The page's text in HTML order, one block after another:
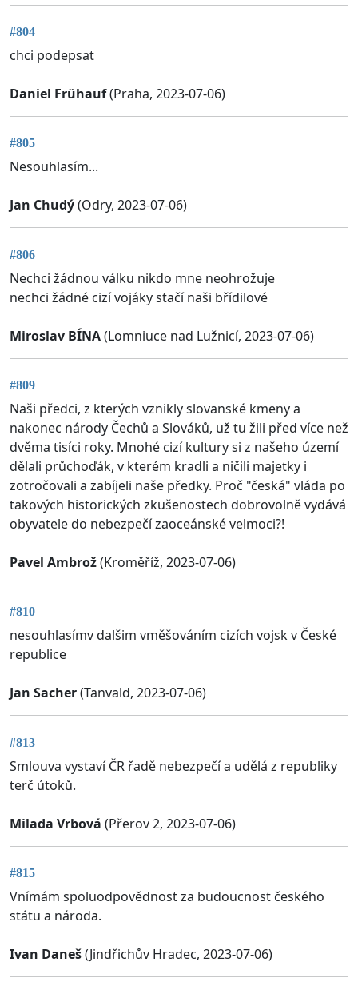
#804
chci podepsat
Daniel Frühauf(Praha, 2023-07-06)
#805
Nesouhlasím...
Jan Chudý(Odry, 2023-07-06)
#806
Nechci žádnou válku nikdo mne neohrožuje
nechci žádné cizí vojáky stačí naši břídilové
Miroslav BÍNA(Lomniuce nad Lužnicí, 2023-07-06)
#809
Naši předci, z kterých vznikly slovanské kmeny a
nakonec národy Čechů a Slováků, už tu žili před více než
dvěma tisíci roky. Mnohé cizí kultury si z našeho území
dělali průchoďák, v kterém kradli a ničili majetky i
zotročovali a zabíjeli naše předky. Proč "česká" vláda po
takových historických zkušenostech dobrovolně vydává
obyvatele do nebezpečí zaoceánské velmoci?!
Pavel Ambrož(Kroměříž, 2023-07-06)
#810
nesouhlasímv dalšim vměšováním cizích vojsk v České
republice
Jan Sacher(Tanvald, 2023-07-06)
#813
Smlouva vystaví ČR řadě nebezpečí a udělá z republiky
terč útoků.
Milada Vrbová (Přerov 2, 2023-07-06)
#815
Vnímám spoluodpovědnost za budoucnost českého
státu a národa.
Ivan Daneš(Jindřichův Hradec, 2023-07-06)